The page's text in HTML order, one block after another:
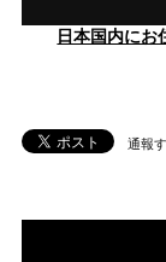
日本国内にお
通報